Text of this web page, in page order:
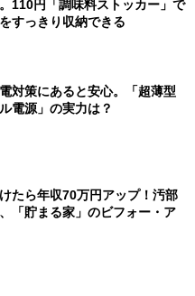
110円「調味料ストッカー」で
すっきり収納できる
対策にあると安心。「超薄型
電源」の実力は？​
たら年収70万円アップ！汚部
「貯まる家」のビフォー・ア